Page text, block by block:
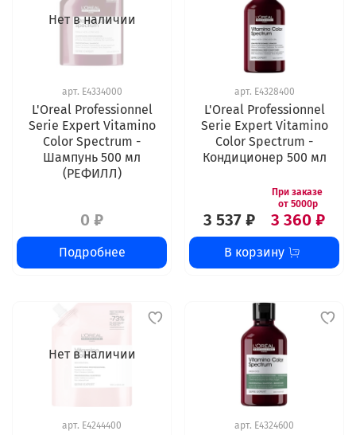
Нет в наличии
арт. E4334000
L'Oreal Professionnel
Serie Expert Vitamino
Color Spectrum -
Шампунь 500 мл
(РЕФИЛЛ)
0 ₽
Подробнее
арт. E4328400
L'Oreal Professionnel
Serie Expert Vitamino
Color Spectrum -
Кондиционер 500 мл
3 537 ₽ 3 360 ₽
В корзину
Нет в наличии
арт. E4244400 арт. E4324600